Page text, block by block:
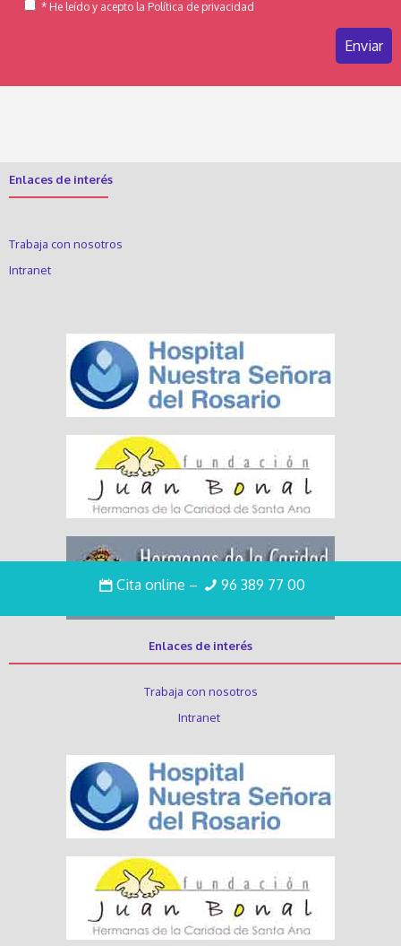
Cita online – 96 389 77 00
* He leído y acepto la Política de privacidad
Enlaces de interés
Trabaja con nosotros
Intranet
Enlaces de interés
Trabaja con nosotros
Intranet